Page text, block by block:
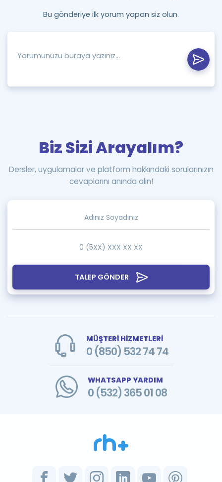
Bu gönderiye ilk yorum yapan siz olun.
TALEP GÖNDER
Biz Sizi Arayalım?
Dersler, uygulamalar ve platform hakkındaki sorularınızın
cevaplarını anında alın!
MÜŞTERİ HİZMETLERİ
0 (850) 532 74 74
WHATSAPP YARDIM
0 (532) 365 01 08